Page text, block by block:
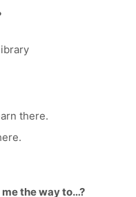
there.
the way to…?